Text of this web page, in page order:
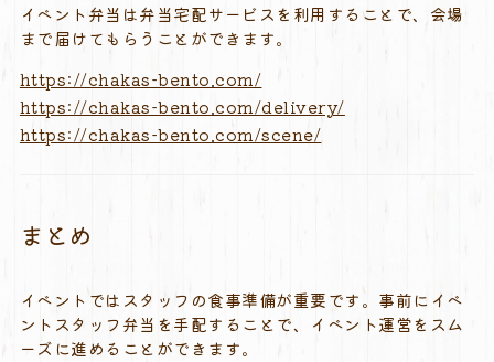
イベント弁当は弁当宅配サービスを利用することで、会場
まで届けてもらうことができます。
https://chakas-bento.com/
https://chakas-bento.com/delivery/
https://chakas-bento.com/scene/
まとめ
イベントではスタッフの食事準備が重要です。事前にイベ
ントスタッフ弁当を手配することで、イベント運営をスム
ーズに進めることができます。